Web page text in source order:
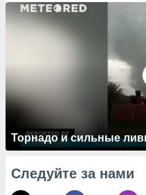
Торнадо и сильные
Следуйте за нами